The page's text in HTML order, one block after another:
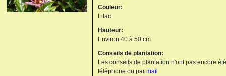
Couleur:
Lilac
Hauteur:
Environ 40 à 50 cm
Conseils de plantation:
Les conseils de plantation n'ont pas encore
téléphone ou par mail